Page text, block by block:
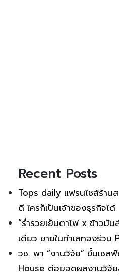
Recent Posts
Tops daily แฟรนไชส์ร้าน
ดี ใครก็เป็นเจ้าของธุรกิจได้
“ร่ำรวยเย็นตาโฟ x ข้าวมั
เดียว ขายในทำเลทองร่วม
วช. พา “งานวิจัย” ขึ้นเชล
House ต่อยอดผลงานวิจั